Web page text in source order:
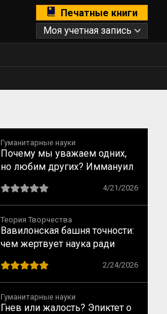
Печатные книги
Моя учетная запись
Гуманитарные науки
Почему мы уважаем одних,
но любим других? Иммануил
возвышенного и прекрасного
4/21/2026
Теория Творчества
Вавилонская башня точности:
чем жертвует наука ради
2/24/2026
Гуманитарные науки
Гнев или жалость? Эпиктет о